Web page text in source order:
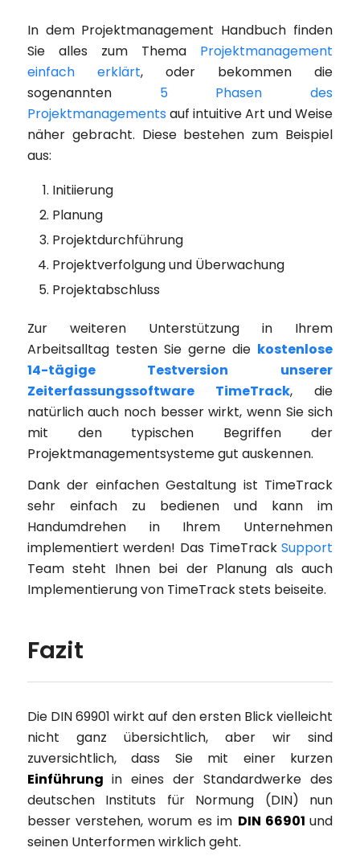
In dem Projektmanagement Handbuch finden
Sie alles zum Thema Projektmanagement
einfach erklärt, oder bekommen die
sogenannten 5 Phasen des
Projektmanagementsauf intuitive Art und Weise
näher gebracht. Diese bestehen zum Beispiel
aus:
Initiierung
Planung
Projektdurchführung
Projektverfolgung und Überwachung
Projektabschluss
Zur weiteren Unterstützung in Ihrem
Arbeitsalltag testen Sie gerne die kostenlose
14-tägige Testversion unserer
Zeiterfassungssoftware TimeTrack, die
natürlich auch noch besser wirkt, wenn Sie sich
mit den typischen Begriffen der
Projektmanagementsysteme gut auskennen.
Dank der einfachen Gestaltung ist TimeTrack
sehr einfach zu bedienen und kann im
Handumdrehen in Ihrem Unternehmen
implementiert werden! Das TimeTrackSupport
Team steht Ihnen bei der Planung als auch
Implementierung von TimeTrack stets beiseite.
Fazit
Die DIN 69901 wirkt auf den ersten Blick vielleicht
nicht ganz übersichtlich, aber wir sind
zuversichtlich, dass Sie mit einer kurzen
Einführung in eines der Standardwerke des
deutschen Instituts für Normung (DIN) nun
besser verstehen, worum es im DIN 66901und
seinen Unterformen wirklich geht.